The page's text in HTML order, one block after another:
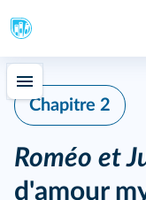
Chapitre 2
Roméo et
d'amour